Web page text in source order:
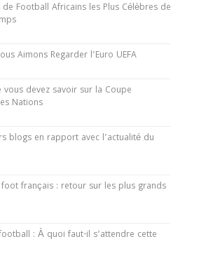
de la Ligue 1 2025-26 ?
de Football Africains les Plus Célèbres de
Aimons Regarder l’Euro UEFA
vous devez savoir sur la Coupe
Nations
blogs en rapport avec l’actualité du
français : retour sur les plus grands
: À quoi faut-il s’attendre cette